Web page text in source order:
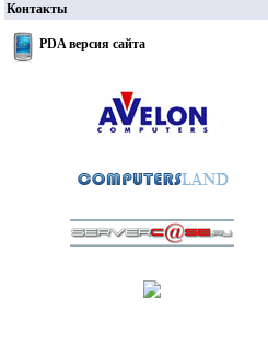
Контакты
PDA версия сайта